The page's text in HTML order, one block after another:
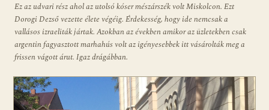
Ez az udvari rész ahol az utolsó kóser mészárszék volt Miskolcon. Ezt
Dorogi Dezső vezette élete végéig. Érdekesség, hogy ide nemcsak a
vallásos izraeliták jártak. Azokban az években amikor az üzletekben csak
argentin fagyasztott marhahús volt az igényesebbek itt vásárolták meg a
frissen vágott árut. Igaz drágábban.